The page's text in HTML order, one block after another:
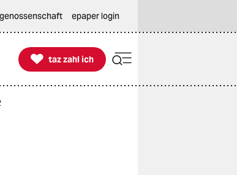
genossenschaft epaper login

taz zahl ich
taz zahl ich